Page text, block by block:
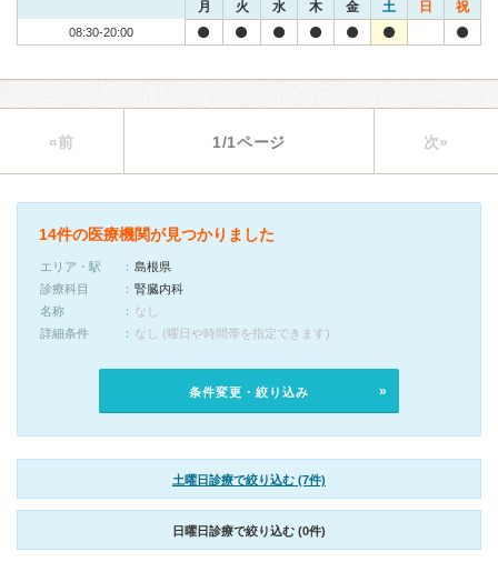
月 火 水 木 金 土 日 祝
08:30-20:00
«前 1/1ページ 次»
14件の医療機関が見つかりました
エリア・駅
島根県
診療科目
腎臓内科
名称
なし
詳細条件
なし (曜日や時間帯を指定できます)
条件変更・絞り込み
土曜日診療で絞り込む (7件)
日曜日診療で絞り込む (0件)